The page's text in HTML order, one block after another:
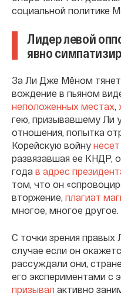
социальной политике
Лидер левой
явно
За Ли Дже Мёном
вождение в пьяном
неположенных местах,
гею, призывавшему Ли
отношения, попытка
Корейскую войну
развязавшая ее КНДР,
года в адрес
том, что он
вторжение, плагиат
многое, многое другое.
С точки зрения правых
случае если он
рассуждали они,
его экспериментами с
призывал активно